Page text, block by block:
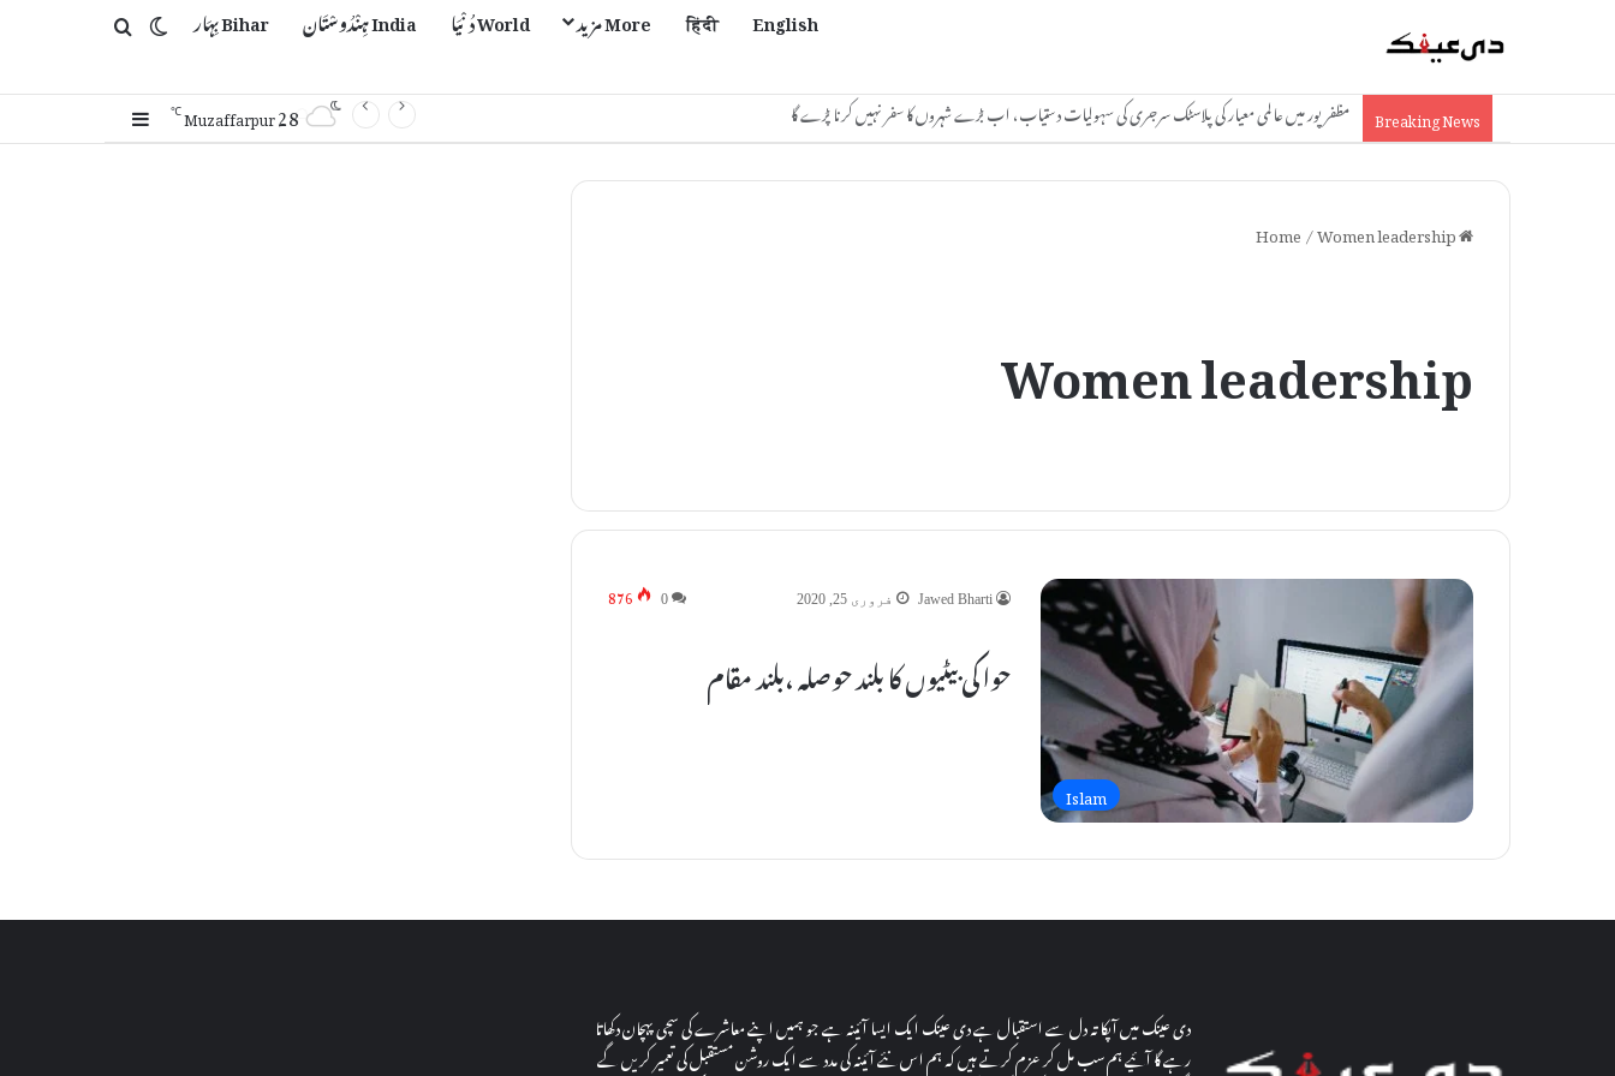
English
हिंदी More مزید World دُنْیَا India ہِنْدُوسْتَان Bihar بِہَار Switch skin
Breaking News مظفرپور: آئی سی آئی سی آئی بینک کو 1.74 کروڑ کا چونا، جعلی دستاویزات سے فراڈ Muzaffarpur28
℃
/Women leadership
Women leadership
Islam
Jawed Bharti فروری 25, 2020 0
876
حوا کی بیٹیوں کا بلند حوصلہ ،بلند مقام
دی عینک میں آپکا تہ دل سے استقبال ہے دی عینک ایک ایسا آئینہ ہے جو ہمیں اپنے معاشرے کی سچی پہچان دکھاتا
رہے گا آئیے ہم سب مل کر عزم کرتے ہیں کہ ہم اس نئے آئینہ کی مدد سے ایک روشن مستقبل کی تعمیر کریں گے